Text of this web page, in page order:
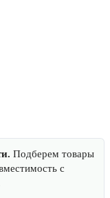
Подберем товары
с